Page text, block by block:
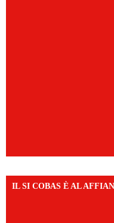
IL SI COBAS È AL